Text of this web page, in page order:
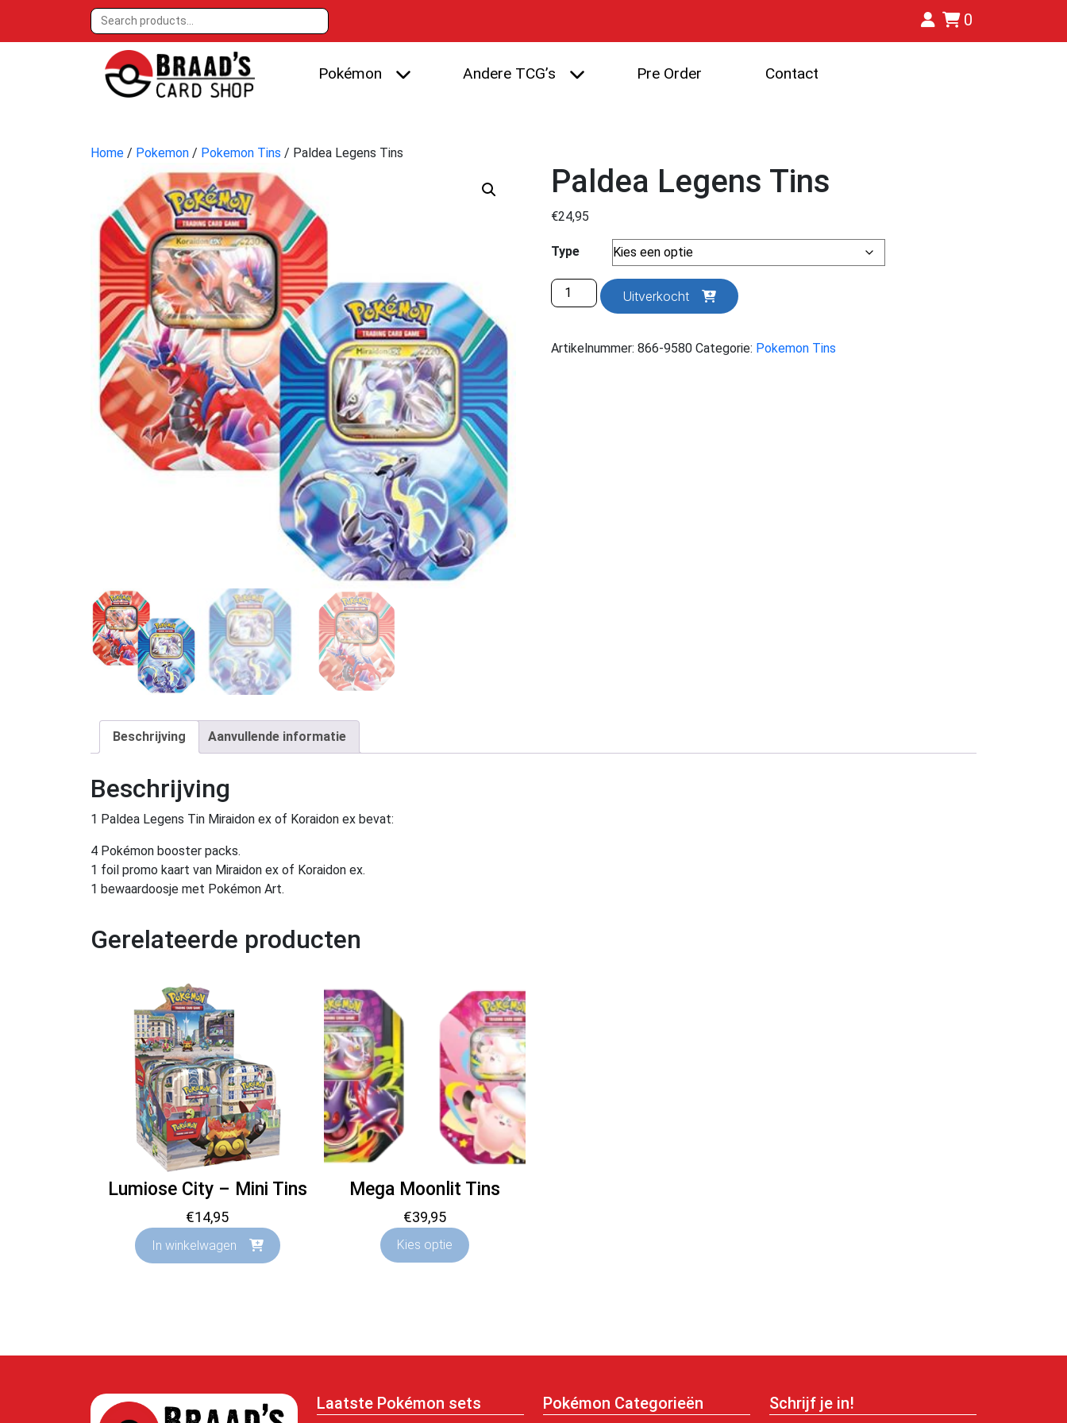
0
Pokémon Andere TCG’s Pre Order Contact
Home / Pokemon / Pokemon Tins / Paldea Legens Tins
Paldea Legens Tins
€24,95
Type
Paldea
Legens
aantal
Uitverkocht
Artikelnummer:866-9580 Categorie: Pokemon Tins
Beschrijving Aanvullende informatie
Beschrijving
1 Paldea Legens Tin Miraidon ex of Koraidon ex bevat:
4 Pokémon booster packs.
1 foil promo kaart van Miraidon ex of Koraidon ex.
1 bewaardoosje met Pokémon Art.
Gerelateerde producten
Lumiose City – Mini Tins
€14,95
In winkelwagen
Mega Moonlit Tins
€39,95
Kies optie
Laatste Pokémon sets Pokémon Categorieën Schrijf je in!